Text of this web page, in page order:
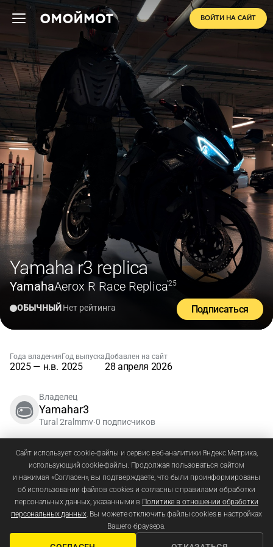
ВОЙТИ НА САЙТ
Yamaha r3 replica
YamahaAerox R Race Replica'25
ОБЫЧНЫЙНет рейтинга Подписаться
Года владения
2025 — н.в.
Год выпуска
2025
Добавлен на сайт
28 апреля 2026
Владелец
Yamahar3
Tural 2ralmmv•0 подписчиков
Зарегистрируйтесьиливойдите, чтобы добавлять
комментарии
Сайт использует cookie-файлы и сервис веб-аналитики Яндекс.Метрика,
использующий cookie-файлы. Продолжая пользоваться сайтом
и нажимая «Согласен», вы подтверждаете, что были проинформированы
об использовании файлов cookies и согласны с правилами обработки
персональных данных, указанными в Политике в отношении обработки
персональных данных. Вы можете отключить файлы cookies в настройках
Вашего браузера.